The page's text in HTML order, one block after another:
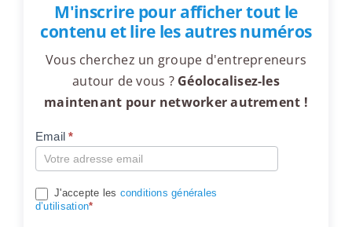
M'inscrire pour afficher tout le
contenu et lire les autres numéros
Vous cherchez un groupe d'entrepreneurs
autour de vous ? Géolocalisez-les
maintenant pour networker autrement !
Compte
Email*
J'accepte les conditions générales
d’utilisation*